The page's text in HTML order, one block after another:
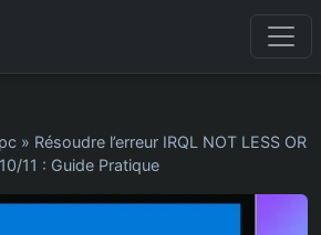
» Résoudre l’erreur IRQL NOT LESS OR
11 : Guide Pratique